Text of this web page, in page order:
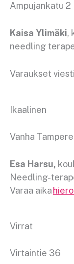
Ampujankatu 2
Kaisa Ylimäki,
needling
Varaukset
Ikaalinen
Vanha
Esa Harsu,
Needling-
Varaa aika
Virrat
Virtaintie 36